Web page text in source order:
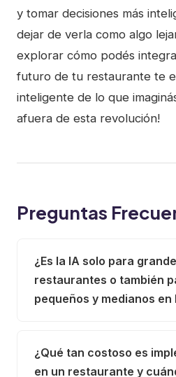
y tomar decisiones más
dejar de verla como algo
explorar cómo podés
futuro de tu restaurante te
inteligente de lo que
afuera de esta revolución!
Preguntas
¿Es la IA solo para
restaurantes o también
pequeños y medianos en
¿Qué tan costoso es
en un restaurante y